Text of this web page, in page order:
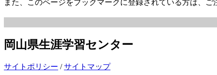
また、このページをブックマークに登録されている方は、ご
岡山県生涯学習センター
サイトポリシー /サイトマップ